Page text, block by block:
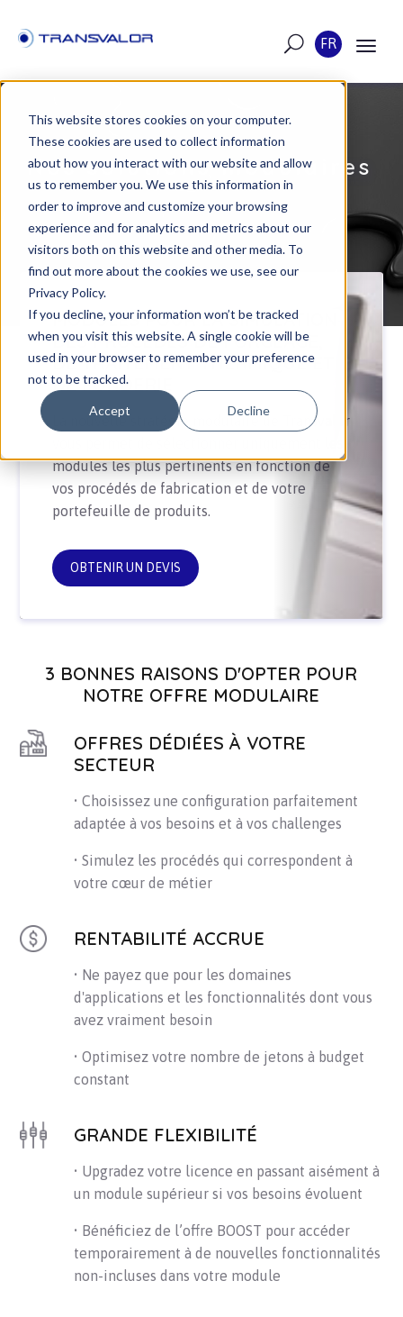
This website stores cookies on your computer.
These cookies are used to collect information
about how you interact with our website and allow
us to remember you. We use this information in
order to improve and customize your browsing
experience and for analytics and metrics about our
visitors both on this website and other media. To
find out more about the cookies we use, see our
Privacy Policy.
If you decline, your information won’t be tracked
when you visit this website. A single cookie will be
used in your browser to remember your preference
not to be tracked.
Accept Decline
FR
Nos solutions modulaires
MODULES POUR LA SIMULATION
DES PROCÉDÉS DE FORGEAGE,
DE TRAITEMENT THERMIQUE ET
DE FONDERIE
La nouvelle stratégie modulaire de Transvalor
modules les plus pertinentsen fonction de
vos procédés de fabrication et de votre
portefeuille de produits.
OBTENIR UN DEVIS
3 BONNES RAISONS D'OPTER POUR
NOTRE OFFRE MODULAIRE
OFFRES DÉDIÉES À VOTRE
SECTEUR
• Choisissez une configuration parfaitement
adaptée à vos besoins et à vos challenges
• Simulez les procédés qui correspondent à
votre cœur de métier
RENTABILITÉ ACCRUE
• Ne payez que pour les domaines
d'applications et les fonctionnalités dont vous
avez vraiment besoin
• Optimisez votre nombre de jetons à budget
constant
GRANDE FLEXIBILITÉ
• Upgradez votre licence en passant aisément à
un module supérieur si vos besoins évoluent
• Bénéficiez de l’offre BOOST pour accéder
temporairement à de nouvelles fonctionnalités
non-incluses dans votre module